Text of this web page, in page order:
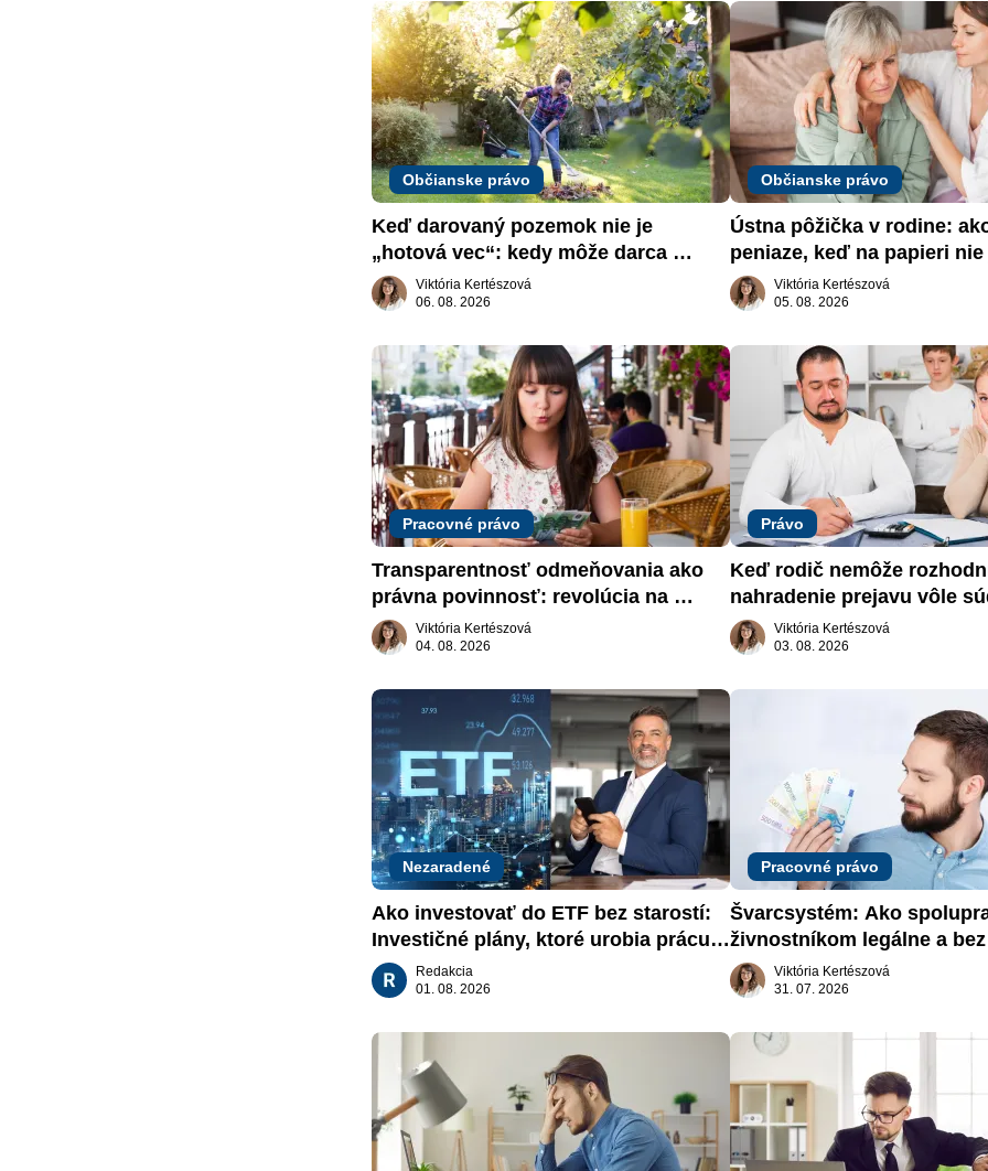
Občianske právo
Keď darovaný pozemok nie je
„hotová vec“: kedy môže darca
žiadať dar späť
Viktória Kertészová
06. 08. 2026
Občianske právo
Ústna pôžička v rodine:
peniaze, keď na papieri nie
nič
Viktória Kertészová
05. 08. 2026
Pracovné právo
Transparentnosť odmeňovania ako
právna povinnosť: revolúcia na
slovenskom trhu práce
Viktória Kertészová
04. 08. 2026
Právo
Keď rodič nemôže
nahradenie prejavu vôle
záujme dieťaťa
Viktória Kertészová
03. 08. 2026
Nezaradené
Ako investovať do ETF bez starostí:
Investičné plány, ktoré urobia prácu
za vásRedakcia
01. 08. 2026
Pracovné právo
Švarcsystém: Ako
živnostníkom legálne a
Viktória Kertészová
31. 07. 2026